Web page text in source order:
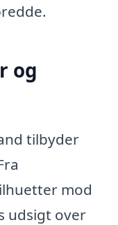
og
tilbyder
mod
udsigt over